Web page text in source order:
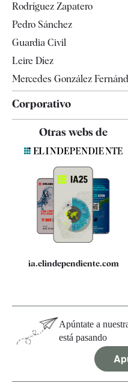
Televisión
Rodríguez Zapatero
Pedro Sánchez
Guardia Civil
Leire Díez
Mercedes González
Corporativo
Contacto
Quiénes somos
Especificaciones
Otras webs de
ia.elindependiente.com
Apúntate a
está pasando